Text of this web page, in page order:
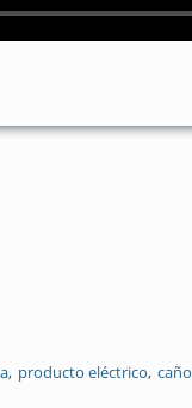
producto eléctrico